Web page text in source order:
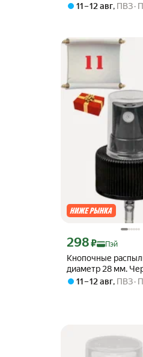
11 – 12 авг, ПВЗ
Кнопочные
диаметр 28 мм.
Комплект 10 шт. + 1
Цена с картой Яндекс
298₽ Пэй
11 – 12 авг, ПВЗ